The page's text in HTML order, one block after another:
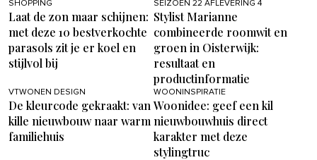
SHOPPING
Laat de zon maar schijnen:
met deze 10 bestverkochte
parasols zit je er koel en
stijlvol bij
SEIZOEN 22 AFLEVERING 4
Stylist Marianne
combineerde roomwit en
groen in Oisterwijk:
resultaat en
productinformatie
VTWONEN DESIGN
De kleurcode gekraakt: van
kille nieuwbouw naar warm
familiehuis
WOONINSPIRATIE
Woonidee: geef een kil
nieuwbouwhuis direct
karakter met deze
stylingtruc